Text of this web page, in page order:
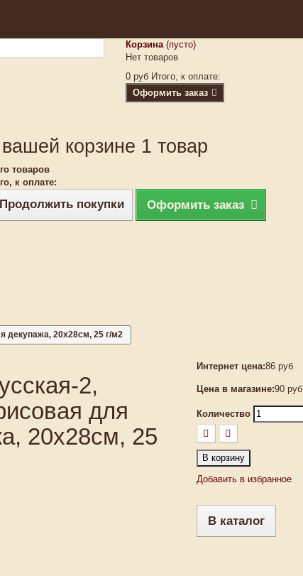
Корзина (пусто)
Нет товаров
0 руб Итого, к оплате:
Оформить заказ
корзине 1 товар
товаров
к оплате:
Продолжить покупки Оформить заказ
декупажа, 20х28см, 25 г/м2
2,
для
20х28см, 25
Интернет цена:86 руб
Цена в магазине:90 руб
Количество
В корзину
Добавить в избранное
В каталог